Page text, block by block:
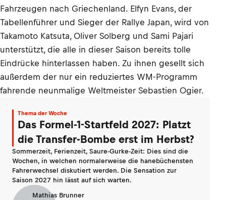
Fahrzeugen nach Griechenland. Elfyn Evans, der
Tabellenführer und Sieger der Rallye Japan, wird von
Takamoto Katsuta, Oliver Solberg und Sami Pajari
unterstützt, die alle in dieser Saison bereits tolle
Eindrücke hinterlassen haben. Zu ihnen gesellt sich
außerdem der nur ein reduziertes WM-Programm
fahrende neunmalige Weltmeister Sebastien Ogier.
Thema der Woche
Das Formel-1-Startfeld 2027: Platzt
die Transfer-Bombe erst im Herbst?
Sommerzeit, Ferienzeit, Saure-Gurke-Zeit: Dies sind die
Wochen, in welchen normalerweise die hanebüchensten
Fahrerwechsel diskutiert werden. Die Sensation zur
Saison 2027 hin lässt auf sich warten.
Mathias Brunner